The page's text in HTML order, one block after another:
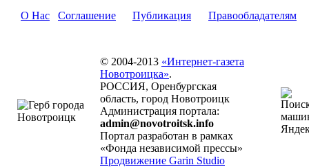
О Нас Соглашение Публикация Правообладателям
© 2004-2013 «Интернет-газета
Новотроицка».
РОССИЯ, Оренбургская
область, город Новотроицк
Администрация портала:
admin@novotroitsk.info
Портал разработан в рамках
«Фонда независимой прессы»
Продвижение Garin Studio